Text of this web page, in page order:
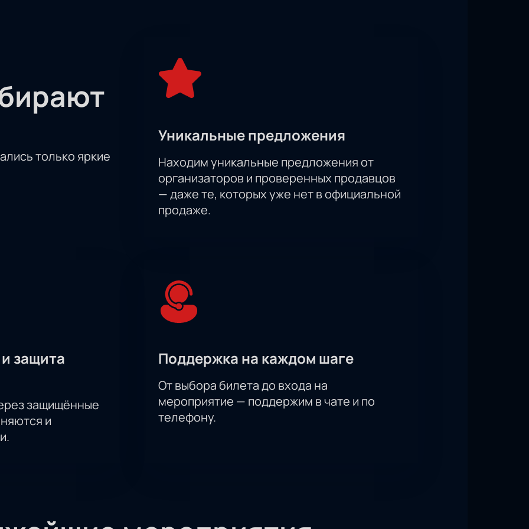
незабываемое шоу, наполненное энергией и эмоциями. Поддержите своих любимых бойцов и
на нашем сайте легко и удобно – не откладывайте, ведь лучшие места
которые соберутся в этот день в Перми, чтобы стать свидетелями исторических
нельзя пропустить!
только яркие
Уникальные предложения
Находим уникальные предложения от
организаторов и проверенных продавцов
— даже те, которых уже нет в официальной
продаже.
защита
защищённые
и
Поддержка на каждом шаге
От выбора билета до входа на
мероприятие — поддержим в чате и по
телефону.